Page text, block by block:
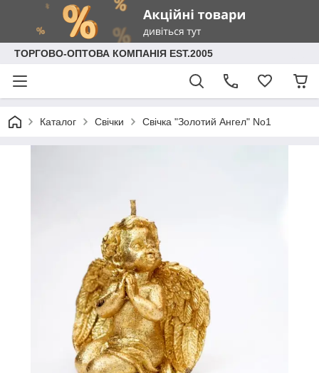
ТОРГОВО-ОПТОВА КОМПАНІЯ EST.2005
Каталог Свічки Свічка "Золотий Ангел" No1